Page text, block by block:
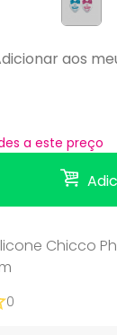
a este preço
aos
Chicco
0